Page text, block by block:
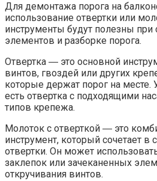
Для демонтажа порога на
использование отвертки или
инструменты будут полезны
элементов и разборке порога.​
Отвертка ― это основной
винтов, гвоздей или других
которые держат порог на месте.
есть отвертка с подходящими
типов крепежа.​
Молоток с отверткой ― это
инструмент, который сочетает
отвертки. Он может
заклепок или зачеканенных
откручивания винтов.​